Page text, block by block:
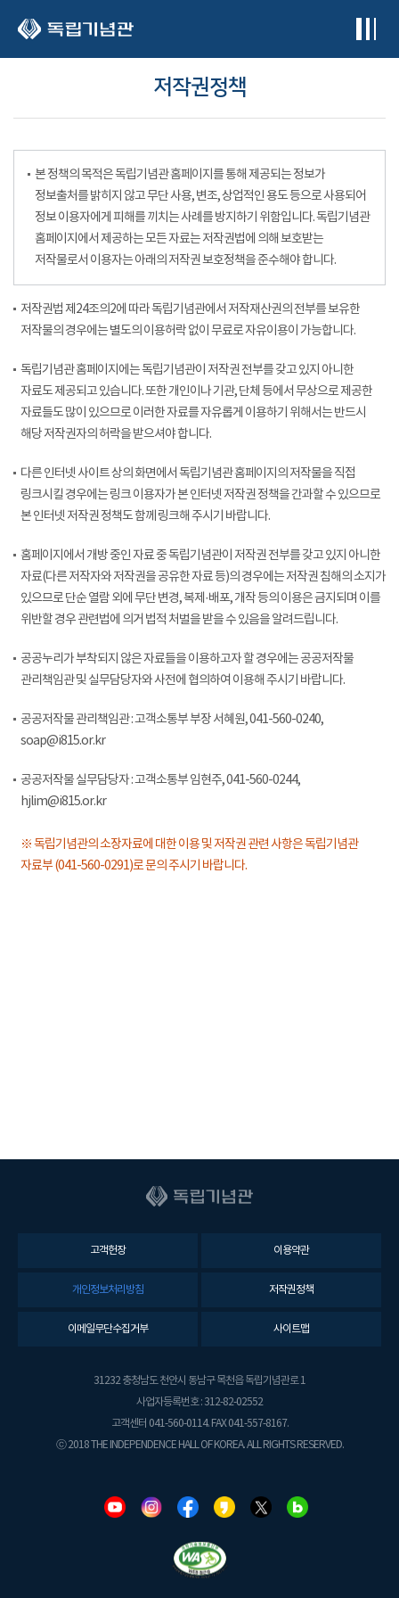
저작권정책
본 정책의 목적은 독립기념관 홈페이지를 통해 제공되는 정보가
정보출처를 밝히지 않고 무단 사용, 변조, 상업적인 용도 등으로 사용되어
정보 이용자에게 피해를 끼치는 사례를 방지하기 위함입니다. 독립기념관
홈페이지에서 제공하는 모든 자료는 저작권법에 의해 보호받는
저작물로서 이용자는 아래의 저작권 보호정책을 준수해야 합니다.
저작권법 제24조의2에 따라 독립기념관에서 저작재산권의 전부를 보유한
저작물의 경우에는 별도의 이용허락 없이 무료로 자유이용이 가능합니다.
독립기념관 홈페이지에는 독립기념관이 저작권 전부를 갖고 있지 아니한
자료도 제공되고 있습니다. 또한 개인이나 기관, 단체 등에서 무상으로 제공한
자료들도 많이 있으므로 이러한 자료를 자유롭게 이용하기 위해서는 반드시
해당 저작권자의 허락을 받으셔야 합니다.
다른 인터넷 사이트 상의 화면에서 독립기념관 홈페이지의 저작물을 직접
링크시킬 경우에는 링크 이용자가 본 인터넷 저작권 정책을 간과할 수 있으므로
본 인터넷 저작권 정책도 함께 링크해 주시기 바랍니다.
홈페이지에서 개방 중인 자료 중 독립기념관이 저작권 전부를 갖고 있지 아니한
자료(다른 저작자와 저작권을 공유한 자료 등)의 경우에는 저작권 침해의 소지가
있으므로 단순 열람 외에 무단 변경, 복제·배포, 개작 등의 이용은 금지되며 이를
위반할 경우 관련법에 의거 법적 처벌을 받을 수 있음을 알려드립니다.
공공누리가 부착되지 않은 자료들을 이용하고자 할 경우에는 공공저작물
관리책임관 및 실무담당자와 사전에 협의하여 이용해 주시기 바랍니다.
공공저작물 관리책임관 : 고객소통부 부장 서혜원, 041-560-0240,
soap@i815.or.kr
공공저작물 실무담당자 : 고객소통부 임현주, 041-560-0244,
hjlim@i815.or.kr
※ 독립기념관의 소장자료에 대한 이용 및 저작권 관련 사항은 독립기념관
자료부 (041-560-0291)로 문의 주시기 바랍니다.
고객헌장 이용약관
개인정보처리방침 저작권정책
이메일무단수집거부 사이트맵
31232 충청남도 천안시 동남구 목천읍 독립기념관로 1
사업자등록번호 : 312-82-02552
고객센터 041-560-0114. FAX 041-557-8167.
ⓒ 2018 THE INDEPENDENCE HALL OF KOREA. ALL RIGHTS RESERVED.